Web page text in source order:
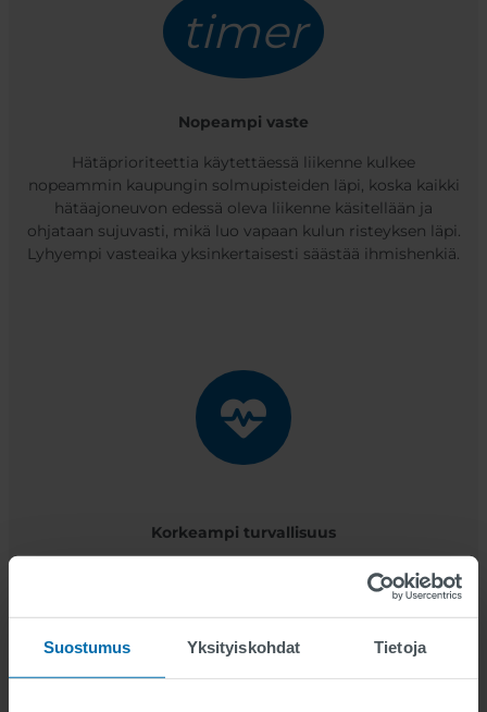
Suostumus Yksityiskohdat Tietoja
timer
Nopeampi vaste
Hätäprioriteettia käytettäessä liikenne kulkee
nopeammin kaupungin solmupisteiden läpi, koska kaikki
hätäajoneuvon edessä oleva liikenne käsitellään ja
ohjataan sujuvasti, mikä luo vapaan kulun risteyksen läpi.
Lyhyempi vasteaika yksinkertaisesti säästää ihmishenkiä.
Korkeampi turvallisuus
Törmäysriski on suuri, kun ajat risteykseen, jossa palaa
punainen valo. Prioriteettisignaalit optimoivat sekä
hälytysajoneuvon että muiden tienkäyttäjien
turvallisuuden.